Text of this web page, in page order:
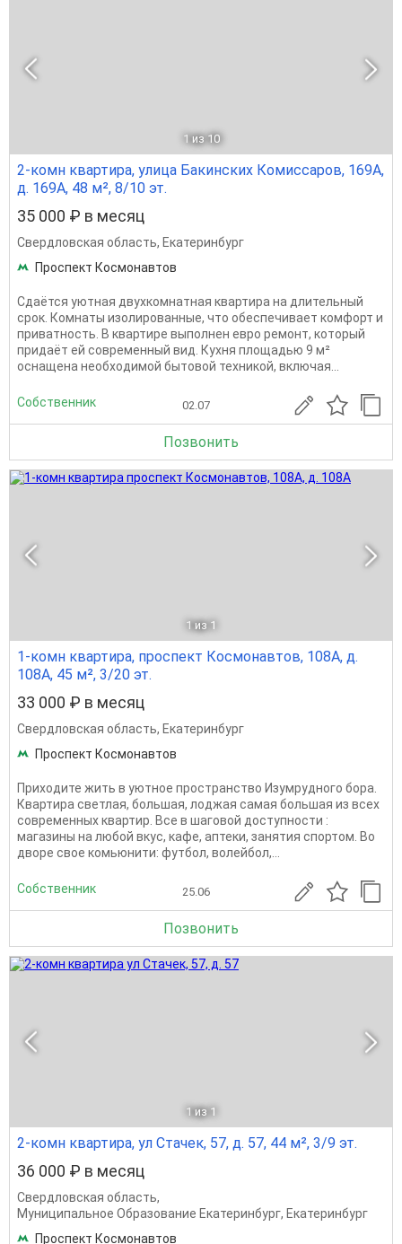
1 из 10
2-комн квартира, улица Бакинских Комиссаров, 169А,
д. 169А, 48 м², 8/10 эт.
35 000 ₽ в месяц
Свердловская область, Екатеринбург
Проспект Космонавтов
Сдаётся уютная двухкомнатная квартира на длительный
срок. Комнаты изолированные, что обеспечивает комфорт и
приватность. В квартире выполнен евро ремонт, который
придаёт ей современный вид. Кухня площадью 9 м²
оснащена необходимой бытовой техникой, включая...
Собственник 02.07
Позвонить
1 из 1
1-комн квартира, проспект Космонавтов, 108А, д.
108А, 45 м², 3/20 эт.
33 000 ₽ в месяц
Свердловская область, Екатеринбург
Проспект Космонавтов
Приходите жить в уютное пространство Изумрудного бора.
Квартира светлая, большая, лоджая самая большая из всех
современных квартир. Все в шаговой доступности :
магазины на любой вкус, кафе, аптеки, занятия спортом. Во
дворе свое комьюнити: футбол, волейбол,...
Собственник 25.06
Позвонить
1 из 1
2-комн квартира, ул Стачек, 57, д. 57, 44 м², 3/9 эт.
36 000 ₽ в месяц
Свердловская область,
Муниципальное Образование Екатеринбург, Екатеринбург
Проспект Космонавтов